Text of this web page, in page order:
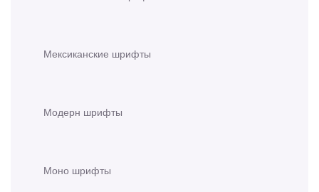
Мексиканские шрифты
Модерн шрифты
Моно шрифты